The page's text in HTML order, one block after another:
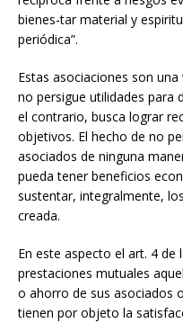
bienes-tar material y
periódica”.
Estas asociaciones son una
no persigue utilidades para
el contrario, busca lograr
objetivos. El hecho de no
asociados de ninguna
pueda tener beneficios
sustentar, integralmente,
creada.
En este aspecto el art. 4 de
prestaciones mutuales
o ahorro de sus asociados
tienen por objeto la